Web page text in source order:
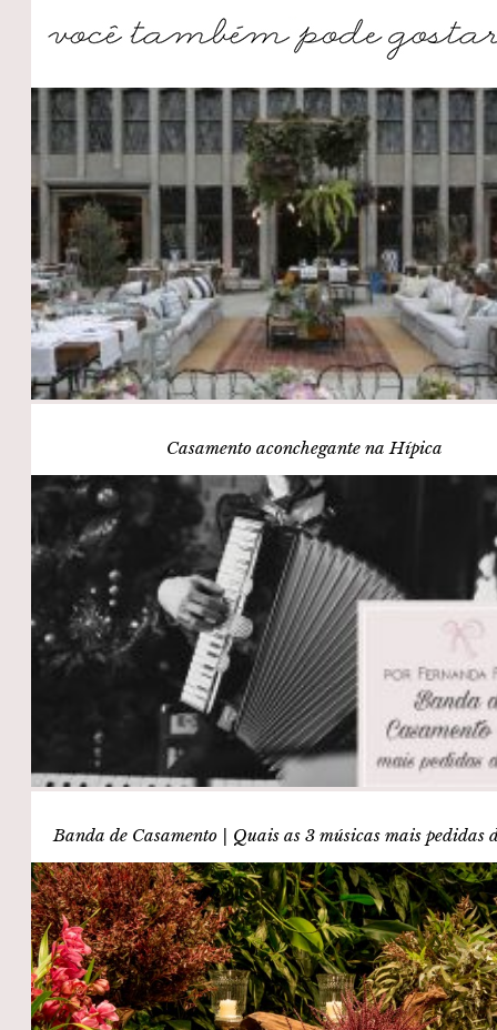
Casamento aconchegante na Hípica
Banda de Casamento | Quais as 3 músicas mais pedidas